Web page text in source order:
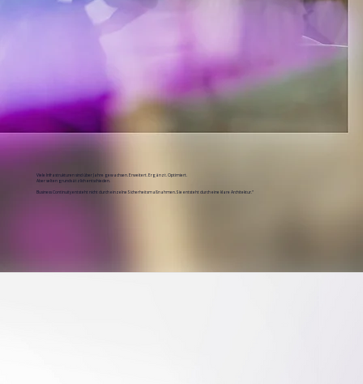
Viele Infrastrukturen sind über Jahre gewachsen. Erweitert. Ergänzt. Optimiert.
Aber selten grundsätzlich entschieden.
Business Continuity entsteht nicht durch einzelne Sicherheitsmaßnahmen. Sie entsteht durch eine klare Architektur.“